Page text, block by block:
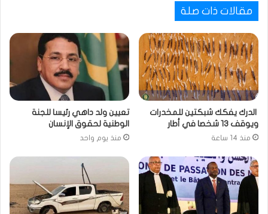
مقالات ذات صلة
الدرك يفكك شبكتين للمخدرات
ويوقف 13 شخصا في أطار
منذ 14 ساعة
تعيين ولد داهي رئيسا للجنة
الوطنية لحقوق الإنسان
منذ يوم واحد